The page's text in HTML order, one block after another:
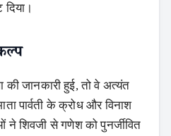
की जानकारी हुई, तो वे अत्यंत
पार्वती के क्रोध और विनाश
शिवजी से गणेश को पुनर्जीवित